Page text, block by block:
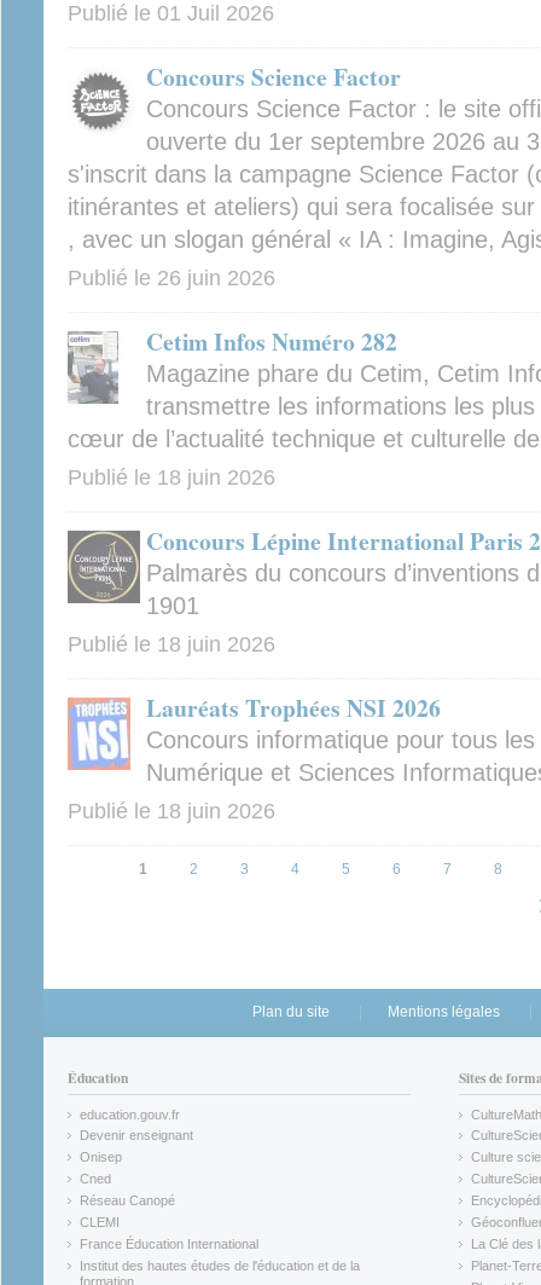
Publié le 01 Juil 2026
Concours Science Factor
Concours Science Factor : le site
ouverte du 1er septembre 2026 au
s'inscrit dans la campagne Science Factor
itinérantes et ateliers) qui sera focalisée sur
, avec un slogan général « IA : Imagine,
Publié le 26 juin 2026
Cetim Infos Numéro 282
Magazine phare du Cetim, Cetim
transmettre les informations les
cœur de l’actualité technique et culturelle
Publié le 18 juin 2026
Concours Lépine International Paris
Palmarès du concours d’inventions
1901
Publié le 18 juin 2026
Lauréats Trophées NSI 2026
Concours informatique pour tous
Numérique et Sciences
Publié le 18 juin 2026
1 2 3 4 5 6 7 8
Plan du site Mentions légales
Éducation
education.gouv.fr
(link is external)
Devenir enseignant
(link is external)
Onisep
(link is external)
Cned
(link is external)
Réseau Canopé
(link is external)
CLEMI
(link is external)
France Éducation International
(link is external)
Institut des hautes études de l'éducation et de la
formation
Sites de
CultureMath
(link is
(link is
Culture
(link is
(link is
(link is
La Clé des
(link is
Planet-